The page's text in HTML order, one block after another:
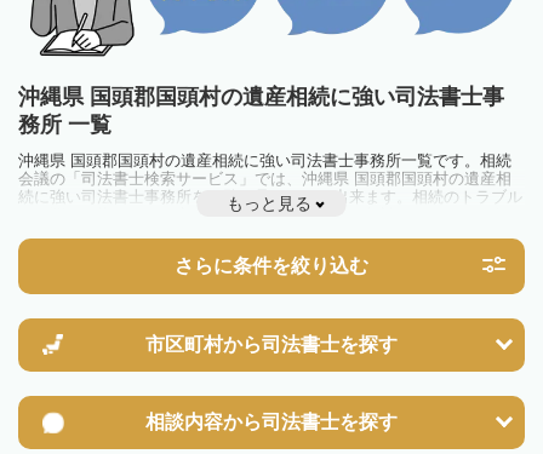
沖縄県 国頭郡国頭村の遺産相続に強い司法書士事
務所 一覧
沖縄県 国頭郡国頭村の遺産相続に強い司法書士事務所一覧です。相続
会議の「司法書士検索サービス」では、沖縄県 国頭郡国頭村の遺産相
続に強い司法書士事務所を一覧で見ることが出来ます。相続のトラブル
やお悩みを抱えている方は一度近隣の司法書士に相談してみましょう。
もっと見る
さらに条件を絞り込む
市区町村から司法書士を探す
相談内容から司法書士を探す